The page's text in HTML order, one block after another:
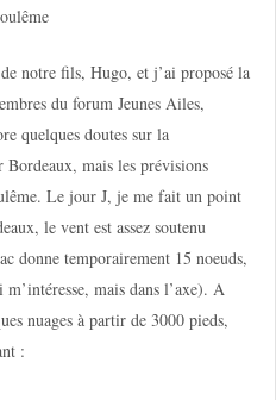
notre fils, Hugo, et j’ai proposé la
du forum Jeunes Ailes,
quelques doutes sur la
mais les prévisions
Le jour J, je me fait un point
le vent est assez soutenu
donne temporairement 15 noeuds,
mais dans l’axe). A
nuages à partir de 3000 pieds,
: